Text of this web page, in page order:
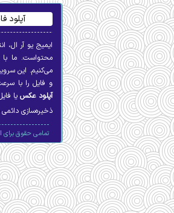
آپلود
ایمیج یو آر ال،
محتواست. ما با
می‌کنیم. این
و فایل را با
آپلود عکسیا
ذخیره‌سازی
تمامی حقوق برای imgurl محفوظ است.© 1405-1395